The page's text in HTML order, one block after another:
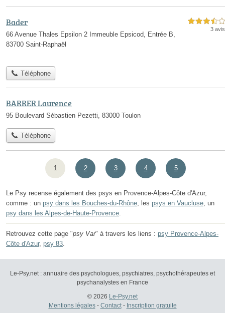
Bader
66 Avenue Thales Epsilon 2 Immeuble Epsicod, Entrée B,
83700 Saint-Raphaël
3,5 étoiles sur 5
3 avis
Téléphone
BARRER Laurence
95 Boulevard Sébastien Pezetti, 83000 Toulon
Téléphone
1 2 3 4 5
Le Psy recense également des psys en Provence-Alpes-Côte d'Azur,
comme : un psy dans les Bouches-du-Rhône , les psys en Vaucluse , un
psy dans les Alpes-de-Haute-Provence
Retrouvez cette page "psy Var" à travers les liens : psy Provence-Alpes-
Côte d'Azur, psy 83
Le-Psy.net : annuaire des psychologues, psychiatres, psychothérapeutes et
psychanalystes en France
© 2026 Le-Psy.net
Mentions légales- Contact- Inscription gratuite